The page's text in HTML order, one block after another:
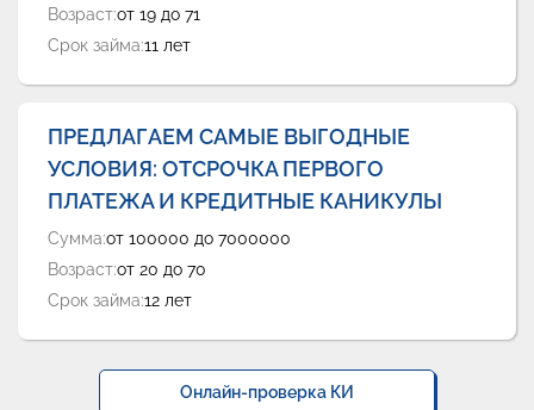
Возраст:от 19 до 71
Срок займа:11 лет
ПРЕДЛАГАЕМ САМЫЕ ВЫГОДНЫЕ
УСЛОВИЯ: ОТСРОЧКА ПЕРВОГО
ПЛАТЕЖА И КРЕДИТНЫЕ КАНИКУЛЫ
Сумма:от 100000 до 7000000
Возраст:от 20 до 70
Срок займа:12 лет
Онлайн-проверка КИ